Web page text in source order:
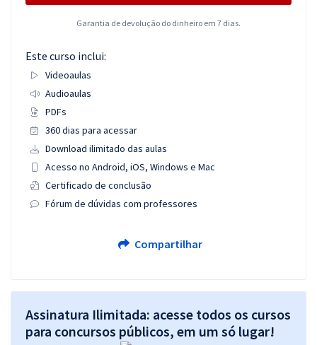
Garantia de devolução do dinheiro em 7 dias.
Este curso inclui:
Videoaulas
Audioaulas
PDFs
360 dias para acessar
Download ilimitado das aulas
Acesso no Android, iOS, Windows e Mac
Certificado de conclusão
Fórum de dúvidas com professores
Compartilhar
Assinatura Ilimitada: acesse todos os cursos
para concursos públicos, em um só lugar!